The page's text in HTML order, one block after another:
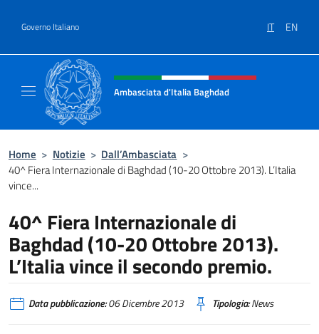
Governo Italiano IT EN
Intestazione sito, social e menù
Ambasciata d'Italia Baghdad
Home > Notizie > Dall’Ambasciata >
40^ Fiera Internazionale di Baghdad (10-20 Ottobre 2013). L’Italia
vince...
40^ Fiera Internazionale di
Baghdad (10-20 Ottobre 2013).
L’Italia vince il secondo premio.
Data pubblicazione:06 Dicembre 2013 Tipologia:News